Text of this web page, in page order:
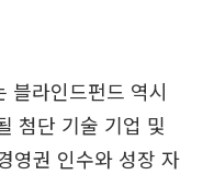
블라인드펀드 역시
첨단 기술 기업 및
영권 인수와 성장 자